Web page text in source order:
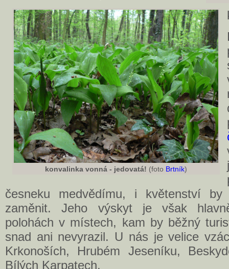
konvalinka vonná - jedovatá! (foto Brtník)
česneku medvědímu, i květenství
zaměnit. Jeho výskyt je však
polohách v místech, kam by běžný
snad ani nevyrazil. U nás je velice
Krkonoších, Hrubém Jeseníku,
Bílých Karpatech.